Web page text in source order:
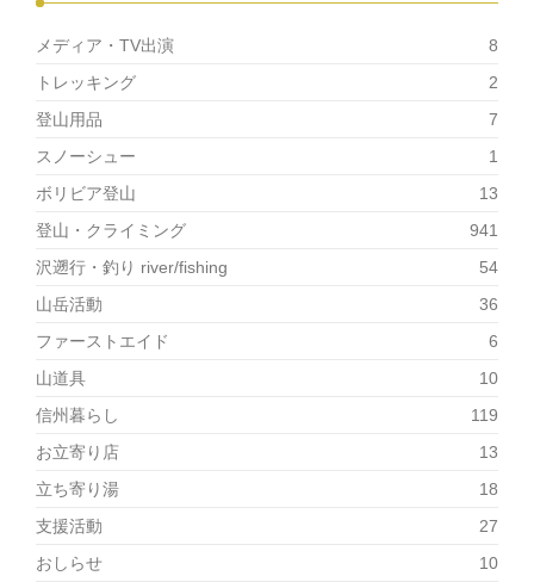
メディア・TV出演
8
トレッキング
2
登山用品
7
スノーシュー
1
ボリビア登山
13
登山・クライミング
941
沢遡行・釣り river/fishing
54
山岳活動
36
ファーストエイド
6
山道具
10
信州暮らし
119
お立寄り店
13
立ち寄り湯
18
支援活動
27
おしらせ
10